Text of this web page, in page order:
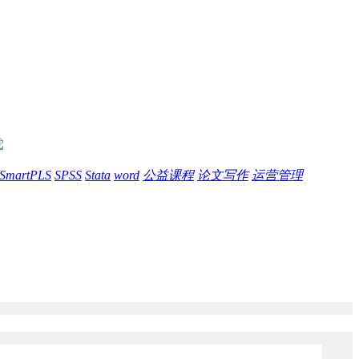
SmartPLS SPSS Stata word 公益课程 论文写作 运营管理